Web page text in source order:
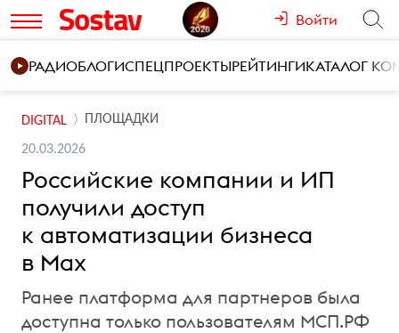
Войти
РАДИОБЛОГИСПЕЦПРОЕКТЫРЕЙТИНГИКАТАЛОГ
DIGITAL ПЛОЩАДКИ
20.03.2026
Российские компании и ИП
получили доступ
к автоматизации бизнеса
в Max
Ранее платформа для партнеров была
доступна только пользователям МСП.РФ